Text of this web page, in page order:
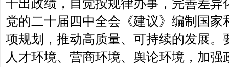
干出政绩，自觉按规律办事，完善差异
党的二十届四中全会《建议》编制国家
项规划，推动高质量、可持续的发展。
人才环境、营商环境、舆论环境，加